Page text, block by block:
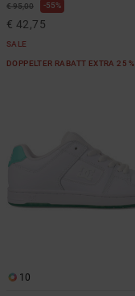
€ 95,00 55%
€ 42,75
SALE
DOPPELTER RABATT EXTRA 25 %
10